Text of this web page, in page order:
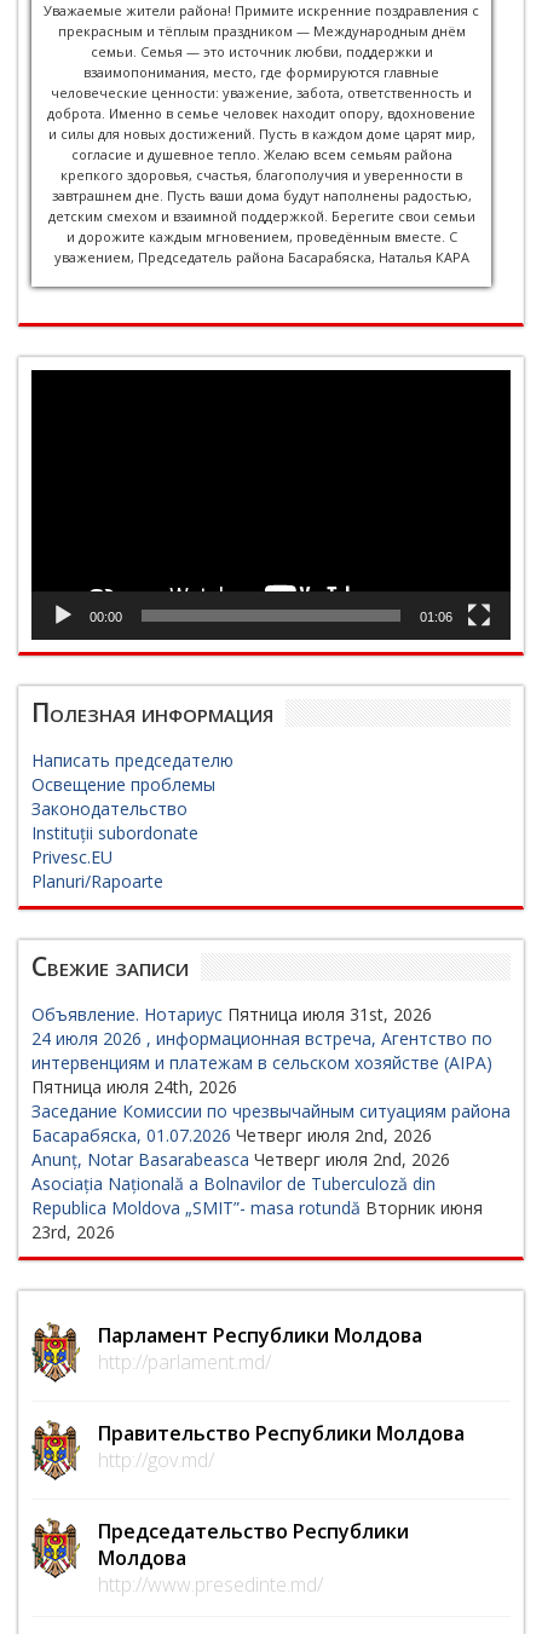
Уважаемые жители района! Примите искренние поздравления с
прекрасным и тёплым праздником — Международным днём
семьи. Семья — это источник любви, поддержки и
взаимопонимания, место, где формируются главные
человеческие ценности: уважение, забота, ответственность и
доброта. Именно в семье человек находит опору, вдохновение
и силы для новых достижений. Пусть в каждом доме царят мир,
согласие и душевное тепло. Желаю всем семьям района
крепкого здоровья, счастья, благополучия и уверенности в
завтрашнем дне. Пусть ваши дома будут наполнены радостью,
детским смехом и взаимной поддержкой. Берегите свои семьи
и дорожите каждым мгновением, проведённым вместе. С
уважением, Председатель района Басарабяска, Наталья КАРА
00:00 01:06
Полезная информация
Написать председателю
Освещение проблемы
Законодательство
Instituții subordonate
Privesc.EU
Planuri/Rapoarte
Свежие записи
Объявление. Нотариус Пятница июля 31st, 2026
24 июля 2026 , информационная встреча, Агентство по
интервенциям и платежам в сельском хозяйстве (AIPA)
Пятница июля 24th, 2026
Заседание Комиссии по чрезвычайным ситуациям района
Басарабяска, 01.07.2026 Четверг июля 2nd, 2026
Anunț, Notar Basarabeasca Четверг июля 2nd, 2026
Asociația Națională a Bolnavilor de Tuberculoză din
Republica Moldova „SMIT”- masa rotundă Вторник июня
23rd, 2026
Парламент Республики Молдова
http://parlament.md/
Правительство Республики Молдова
http://gov.md/
Председательство Республики
Молдова
http://www.presedinte.md/